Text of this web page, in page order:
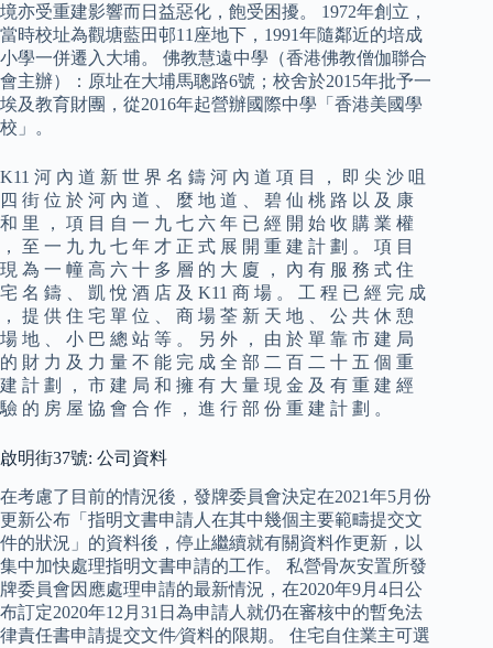
境亦受重建影響而日益惡化，飽受困擾。 1972年創立，
當時校址為觀塘藍田邨11座地下，1991年隨鄰近的培成
小學一併遷入大埔。 佛教慧遠中學（香港佛教僧伽聯合
會主辦）：原址在大埔馬聰路6號；校舍於2015年批予一
埃及教育財團，從2016年起營辦國際中學「香港美國學
校」。
K11 河 內 道 新 世 界 名 鑄 河 內 道 項 目 ， 即 尖 沙 咀
四 街 位 於 河 內 道 、 麼 地 道 、 碧 仙 桃 路 以 及 康
和 里 ， 項 目 自 一 九 七 六 年 已 經 開 始 收 購 業 權
， 至 一 九 九 七 年 才 正 式 展 開 重 建 計 劃 。 項 目
現 為 一 幢 高 六 十 多 層 的 大 廈 ， 內 有 服 務 式 住
宅 名 鑄 、 凱 悅 酒 店 及 K11 商 場 。 工 程 已 經 完 成
， 提 供 住 宅 單 位 、 商 場 荃 新 天 地 、 公 共 休 憩
場 地 、 小 巴 總 站 等 。 另 外 ， 由 於 單 靠 市 建 局
的 財 力 及 力 量 不 能 完 成 全 部 二 百 二 十 五 個 重
建 計 劃 ， 市 建 局 和 擁 有 大 量 現 金 及 有 重 建 經
驗 的 房 屋 協 會 合 作 ， 進 行 部 份 重 建 計 劃 。
啟明街37號: 公司資料
在考慮了目前的情況後，發牌委員會決定在2021年5月份
更新公布「指明文書申請人在其中幾個主要範疇提交文
件的狀況」的資料後，停止繼續就有關資料作更新，以
集中加快處理指明文書申請的工作。 私營骨灰安置所發
牌委員會因應處理申請的最新情況，在2020年9月4日公
布訂定2020年12月31日為申請人就仍在審核中的暫免法
律責任書申請提交文件∕資料的限期。 住宅自住業主可選